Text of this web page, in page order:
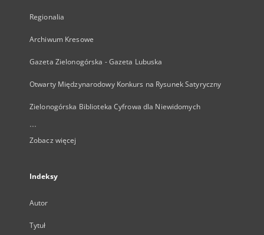
Regionalia
Archiwum Kresowe
Gazeta Zielonogórska - Gazeta Lubuska
Otwarty Międzynarodowy Konkurs na Rysunek Satyryczny
Zielonogórska Biblioteka Cyfrowa dla Niewidomych
...
Zobacz więcej
Indeksy
Autor
Tytuł